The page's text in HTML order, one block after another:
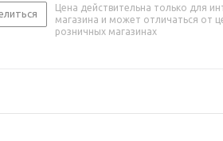
Цена действительна только для
магазина и может отличаться от
розничных магазинах